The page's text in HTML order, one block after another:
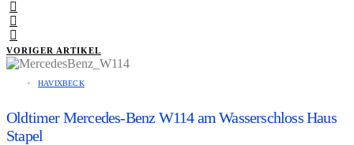
VORIGER ARTIKEL
HAVIXBECK
Oldtimer Mercedes-Benz W114 am Wasserschloss Haus
Stapel